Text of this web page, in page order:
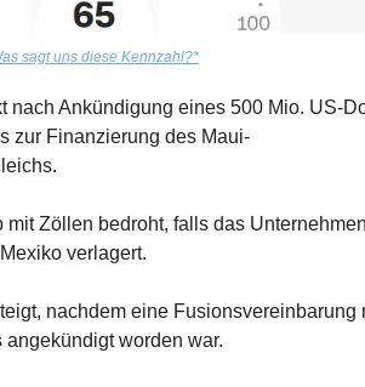
sagt uns diese Kennzahl?*
nach Ankündigung eines 500 Mio. US-
zur Finanzierung des Maui-
mit Zöllen bedroht, falls das
verlagert.
nachdem eine Fusionsvereinbarung
worden war.